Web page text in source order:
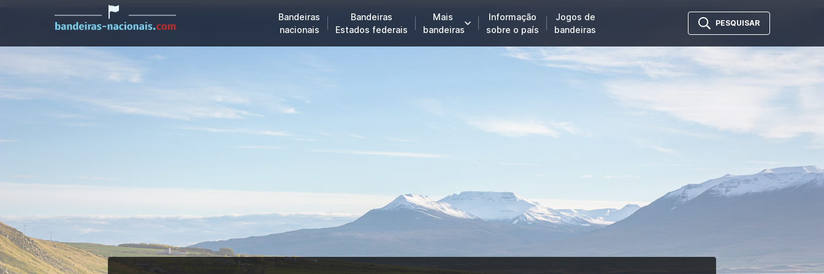
Bandeiras
nacionais
Bandeiras
Estados federais
Mais
bandeiras
Informação
sobre o país
Jogos de
bandeiras
PESQUISAR